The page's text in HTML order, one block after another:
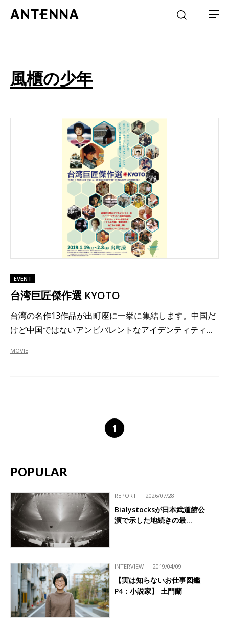
風櫃の少年
EVENT
台湾巨匠傑作選 KYOTO
台湾の名作13作品が出町座に一挙に集結します。中国だ
けど中国ではないアンビバレントなアイデンティティ…
MOVIE
1
POPULAR
REPORT 2026/07/28
Bialystocksが日本武道館公
演で示した地続きの最…
INTERVIEW 2019/04/09
【実は知らないお仕事図鑑
P4：小説家】 土門蘭